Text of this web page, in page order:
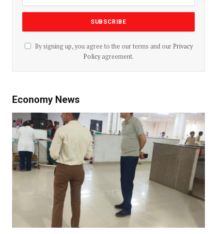
By signing up, you agree to the our terms and our Privacy
Policyagreement.
Economy News